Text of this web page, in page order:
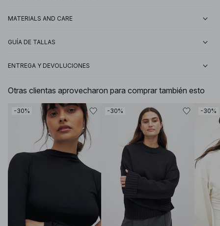
MATERIALS AND CARE
GUÍA DE TALLAS
ENTREGA Y DEVOLUCIONES
Otras clientas aprovecharon para comprar también esto
-30% -30% -30%